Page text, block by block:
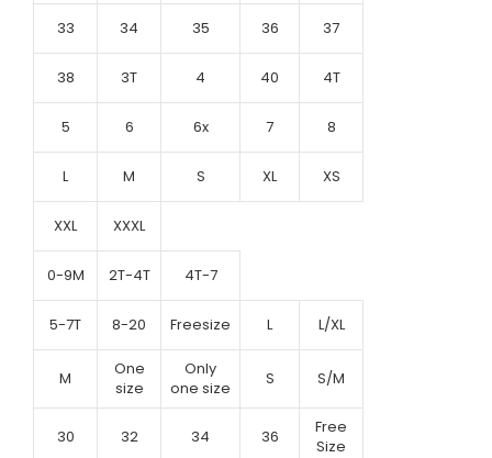
33 34 35 36 37
38 3T 4 40 4T
5 6 6x 7 8
L M S XL XS
XXL XXXL
0-9M 2T-4T 4T-7
5-7T 8-20 Freesize L L/XL
M
One
size
Only
one size
S S/M
30 32 34 36
Free
Size